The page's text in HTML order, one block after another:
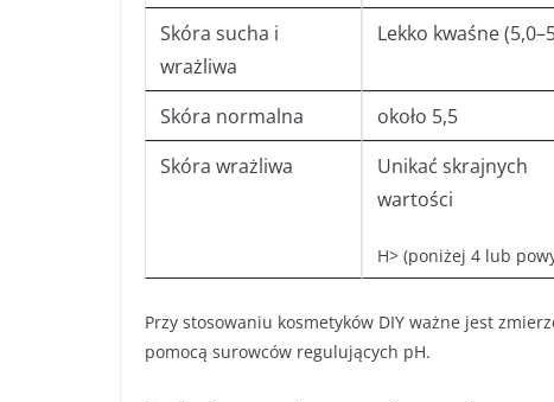
Skóra sucha i
wrażliwa
Lekko kwaśne
Skóra normalna
około 5,5
Skóra wrażliwa
Unikać skrajnych
wartości
H> (poniżej 4 lub
Przy stosowaniu kosmetyków DIY ważne jest
pomocą surowców regulujących pH.